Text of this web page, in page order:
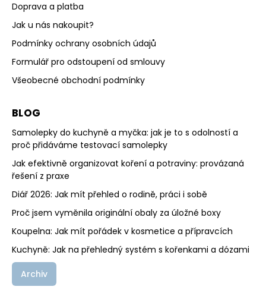
Doprava a platba
Jak u nás nakoupit?
Podmínky ochrany osobních údajů
Formulář pro odstoupení od smlouvy
Všeobecné obchodní podmínky
BLOG
Samolepky do kuchyně a myčka: jak je to s odolností a
proč přidáváme testovací samolepky
Jak efektivně organizovat koření a potraviny: provázaná
řešení z praxe
Diář 2026: Jak mít přehled o rodině, práci i sobě
Proč jsem vyměnila originální obaly za úložné boxy
Koupelna: Jak mít pořádek v kosmetice a přípravcích
Kuchyně: Jak na přehledný systém s kořenkami a dózami
Archiv